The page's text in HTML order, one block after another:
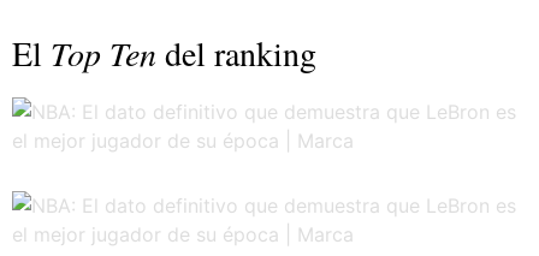
El Top Ten del ranking